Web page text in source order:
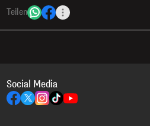
Teilen
Social Media